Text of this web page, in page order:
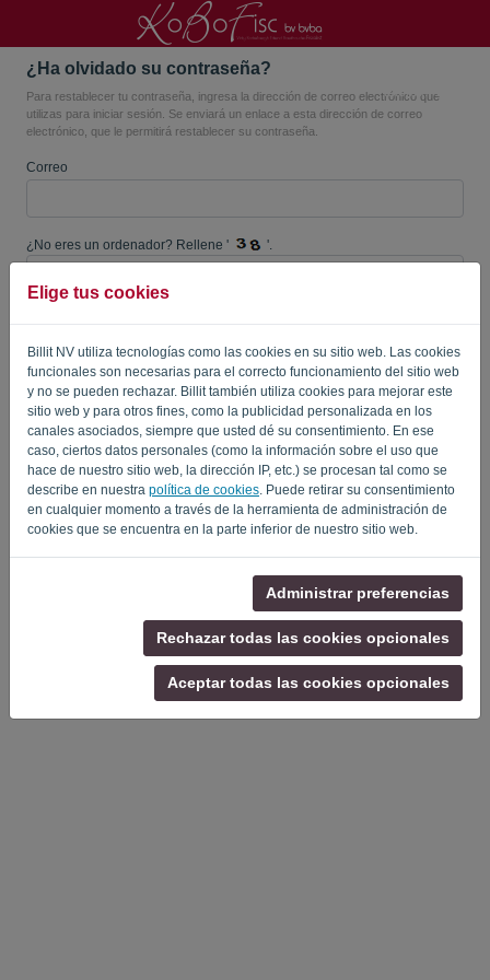
Elige tus cookies
Billit NV utiliza tecnologías como las cookies en su sitio web. Las cookies
funcionales son necesarias para el correcto funcionamiento del sitio web
y no se pueden rechazar. Billit también utiliza cookies para mejorar este
sitio web y para otros fines, como la publicidad personalizada en los
canales asociados, siempre que usted dé su consentimiento. En ese
caso, ciertos datos personales (como la información sobre el uso que
hace de nuestro sitio web, la dirección IP, etc.) se procesan tal como se
describe en nuestra política de cookies . Puede retirar su consentimiento
en cualquier momento a través de la herramienta de administración de
cookies que se encuentra en la parte inferior de nuestro sitio web.
Administrar preferencias
Rechazar todas las cookies opcionales
Aceptar todas las cookies opcionales
Idioma: ES
¿Ha olvidado su contraseña?
Para restablecer tu contraseña, ingresa la dirección de correo electrónico que
utilizas para iniciar sesión. Se enviará un enlace a esta dirección de correo
electrónico, que le permitirá restablecer su contraseña.
Correo
¿No eres un ordenador? Rellene ' '.
Volver a iniciar sesión
Privacy Policy-Terms of Service.